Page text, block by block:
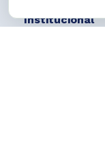
Institucional